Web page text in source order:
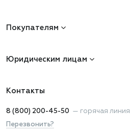
Покупателям
Юридическим лицам
Контакты
8 (800) 200-45-50 — горячая линия
Перезвонить?